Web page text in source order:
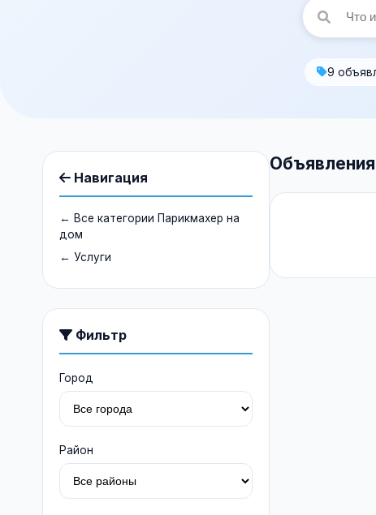
9
Навигация
← Все категории Парикмахер на
дом
← Услуги
Фильтр
Город
Район